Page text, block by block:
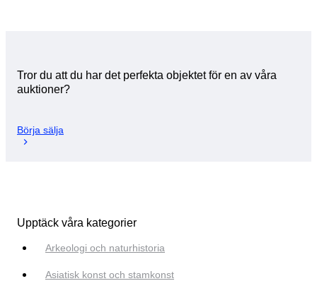
Tror du att du har det perfekta objektet för en av våra
auktioner?
Börja sälja
Upptäck våra kategorier
Arkeologi och naturhistoria
Asiatisk konst och stamkonst